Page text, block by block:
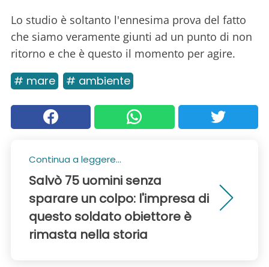
Lo studio è soltanto l'ennesima prova del fatto
che siamo veramente giunti ad un punto di non
ritorno e che è questo il momento per agire.
# mare # ambiente
Continua a leggere...
Salvò 75 uomini senza
sparare un colpo: l'impresa di
questo soldato obiettore è
rimasta nella storia